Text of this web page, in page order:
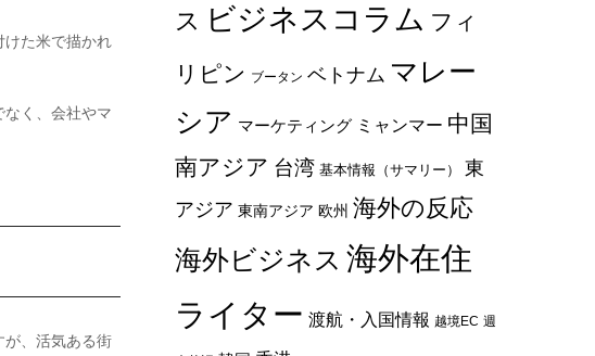
けた米で描かれ
く、会社やマ
が、活気ある街
ス ビジネスコラム フィ
リピン ブータン ベトナム マレー
シア マーケティング ミャンマー 中国
南アジア 台湾 基本情報（サマリー）
東
アジア 東南アジア 欧州 海外の反応
海外ビジネス 海外在住
ライター 渡航・入国情報 越境EC 週